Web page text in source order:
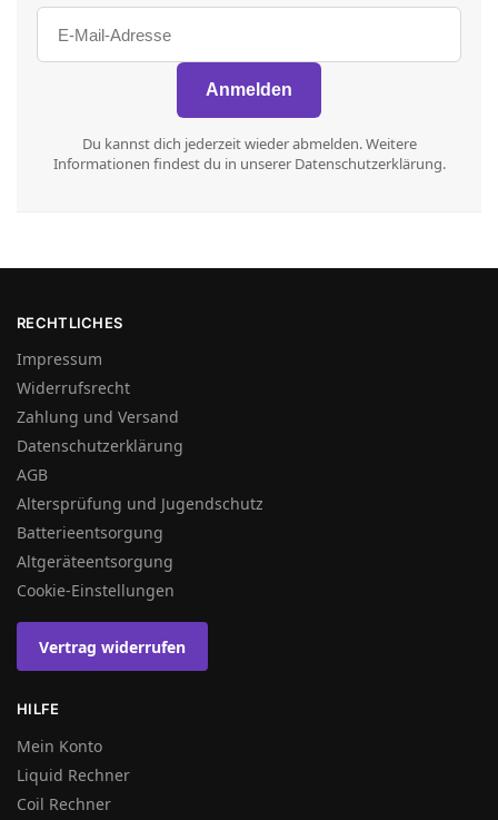
Du kannst dich jederzeit wieder abmelden. Weitere
Informationen findest du in unserer Datenschutzerklärung.
RECHTLICHES
Impressum
Widerrufsrecht
Zahlung und Versand
Datenschutzerklärung
AGB
Altersprüfung und Jugendschutz
Batterieentsorgung
Altgeräteentsorgung
Cookie-Einstellungen
Vertrag widerrufen
HILFE
Mein Konto
Liquid Rechner
Coil Rechner